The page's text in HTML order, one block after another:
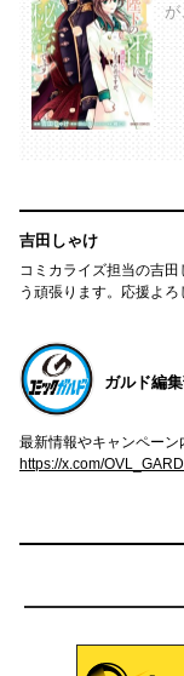
吉田しゃけ
コミカライズ担当の吉
う頑張ります。応援よろ
ガルド編
最新情報やキャンペーン
https://x.com/